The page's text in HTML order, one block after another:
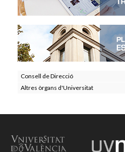
Consell de Direcció
Altres òrgans d'Universitat